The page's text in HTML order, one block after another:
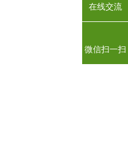
在线交流
微信扫一扫